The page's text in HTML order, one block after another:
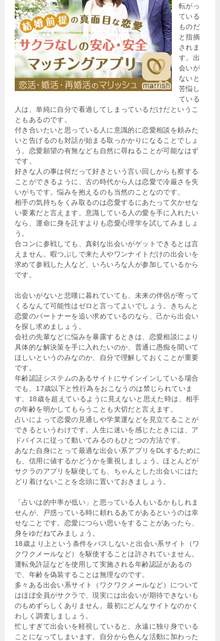
転がっ
ている
ものだ
と指摘
されま
す。出
会いが
ないと
苦悩し
ている
人は、単純に自分で看過してしまっているだけだというこ
ともあるのです。
付き合いたいと思っている人に意識的に恋愛相談を頼みた
いと告げるのも対話が始まる取っかかりになることでしょ
う。恋愛願望の有無なども自然に尋ねることが可能なはず
です。
好きな人の事は何だって好きという言い回しからも察する
ことができるように、古の時代から人は恋愛で冷厳さを失
いがちです。悩みを抱えるのも当然のことなのです。
相手の気持ちをくみ取るのは恋愛するにあたって欠かせな
い要素だと言えます。意識している人の愛を手に入れたい
なら、運命に身を託すよりも恋愛心理学を試してみましょ
う。
合コンに参戦しても、真剣な出会いがゲットできるとは言
えません。暇つぶしで来た人やワンナイトだけの出会いを
求めて参戦した人など、いろいろな人が参加しているから
です。
出会いがないと悲嘆に暮れていても、未来の伴侶が寄って
くるなんて可能性はゼロと言ってよいでしょう。きちんと
恋愛のパートナーを追い求めているのなら、己から出会い
を探し求めましょう。
会社の先輩などに悩みを暴露するときは、恋愛相談により
具体的な解決策を手に入れたいのか、普通に愚痴を聞いて
ほしいというのみなのか、自分で理解しておくことが重要
です。
年齢認証システムのあるサイトにサインインしている場合
でも、17歳以下と性行為をおこなうのは禁じられていま
す。18歳を超えているように見えないと思えた時は、相手
の年齢を明かしてもらうことも大切だと言えます。
占いによって恋愛の見通しや学業運などを見立てることが
できるというわけです。人生に迷いを感じたときには、ア
ドバイスに従って動いてみるのもひとつの方法です。
あなた自身にとって最適な出会い系アプリをDLするために
も、信用に値するかどうかを重視しましょう。ほとんどが
サクラのアプリを駆使しても、ちゃんとした出会いにはた
どり着けないことを念頭に置いておきましょう。
「占いは的中率が低い」と思っている人もいるかもしれま
せんが、戸惑っている時に頼れるあてがあるというのは幸
せなことです。恋愛につらい思いをすることがあったら、
身をゆだねてみましょう。
18歳より上という条件をパスしないと出会い系サイト（ワ
クワクメールなど）を駆使することは許されていません。
運転免許証などを使用して実施される年齢認証があるの
で、年齢を偽装することは無理なのです。
多々ある出会い系サイト（ワクワクメールなど）について
はほぼ全員がサクラで、現実には出会いが期待できないも
のもめずらしくありません。最初にどんなサイトなのかく
わしく調査しましょう。
忙しすぎて出会いを軽視していると、永遠に独り身でいる
ことになってしまいます。自分から色んな活動に加わった